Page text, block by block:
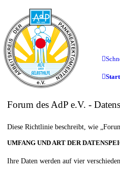
Forum des AdP e.V. -
Diese Richtlinie beschreibt, wie
UMFANG UND ART DER
Ihre Daten werden auf vier